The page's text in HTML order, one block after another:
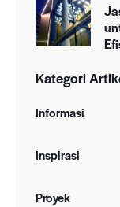
Kategori
Informasi
Inspirasi
Proyek